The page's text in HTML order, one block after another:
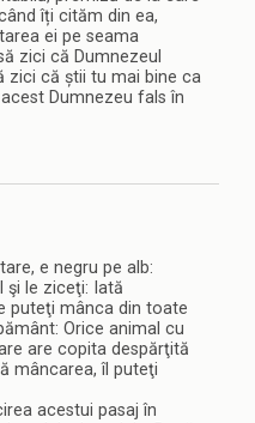
îți cităm din ea,
ei pe seama
zici că Dumnezeul
zici că știi tu mai bine ca
Dumnezeu fals în
e negru pe alb:
şi le ziceţi: Iată
puteţi mânca din toate
Orice animal cu
are copita despărţită
mâncarea, îl puteţi
acestui pasaj în